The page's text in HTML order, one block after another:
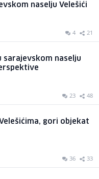
naselju Velešići
4 21
sarajevskom naselju
23 48
gori objekat
36 33